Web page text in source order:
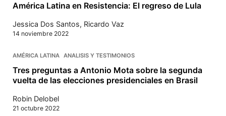
América Latina en Resistencia: El regreso de Lula
Jessica Dos Santos, Ricardo Vaz
14 noviembre 2022
AMÉRICA LATINA ANALISIS Y TESTIMONIOS
Tres preguntas a Antonio Mota sobre la segunda
vuelta de las elecciones presidenciales en Brasil
Robin Delobel
21 octubre 2022